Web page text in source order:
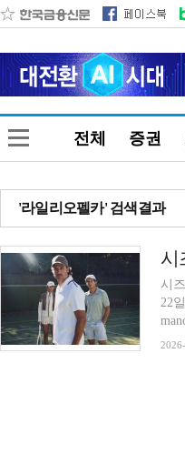
전체 증권
'라일리오펠카' 검색결과
시
시
22